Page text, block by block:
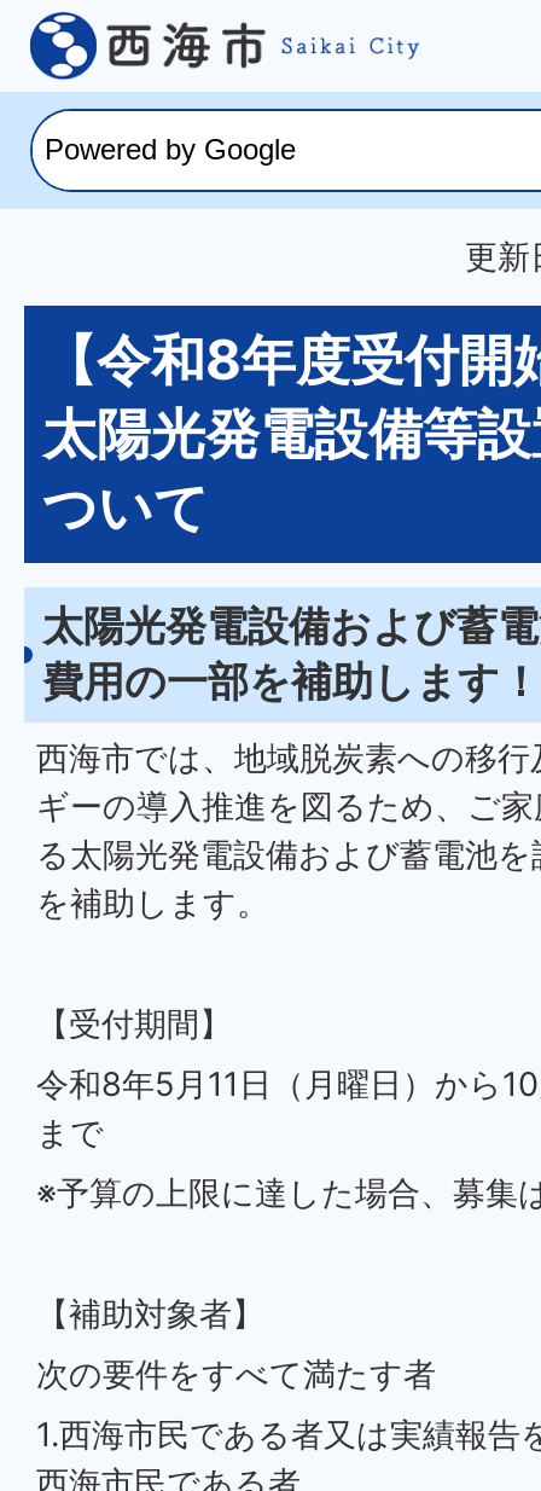
更新
【令和8年度受付
太陽光発電設備等
ついて
太陽光発電設備および蓄
費用の一部を補助します！
西海市では、地域脱炭素への移
ギーの導入推進を図るため、ご
る太陽光発電設備および蓄電池
を補助します。
【受付期間】
令和8年5月11日（月曜日）から
まで
※予算の上限に達した場合、募集
【補助対象者】
次の要件をすべて満たす者
1.西海市民である者又は実績報告
西海市民である者